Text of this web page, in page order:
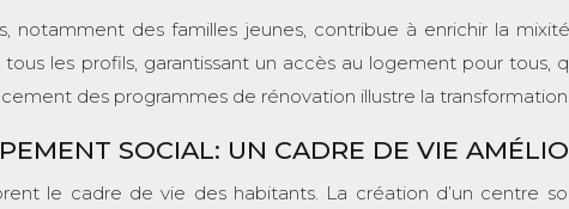
notamment des familles jeunes, contribue à enrichir la
les profils, garantissant un accès au logement pour tous,
des programmes de rénovation illustre la
SOCIAL: UN CADRE DE VIE
le cadre de vie des habitants. La création d’un centre